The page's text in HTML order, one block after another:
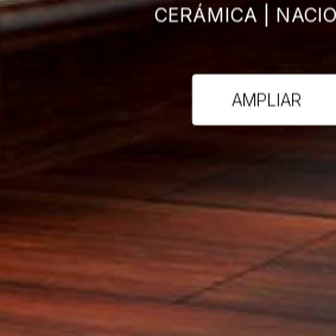
CERÁMICA
AMPLIAR